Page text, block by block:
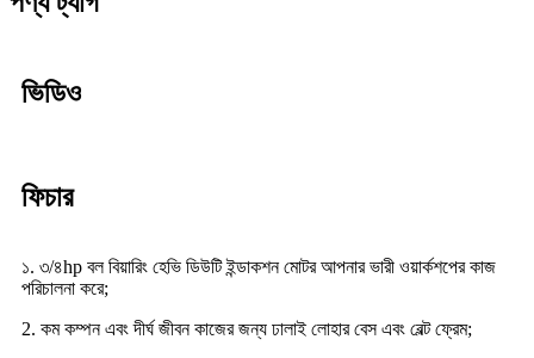
ভিডিও
ফিচার
১. ৩/৪hp বল বিয়ারিং হেভি ডিউটি ​​ইন্ডাকশন মোটর আপনার ভারী ওয়ার্কশপের কাজ
পরিচালনা করে;
2. কম কম্পন এবং দীর্ঘ জীবন কাজের জন্য ঢালাই লোহার বেস এবং বেল্ট ফ্রেম;